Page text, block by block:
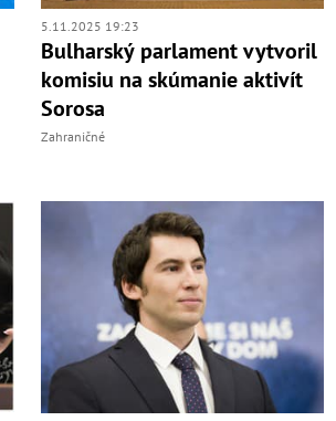
5.11.2025 19:23
Bulharský parlament vytvoril
komisiu na skúmanie aktivít
Sorosa
Zahraničné